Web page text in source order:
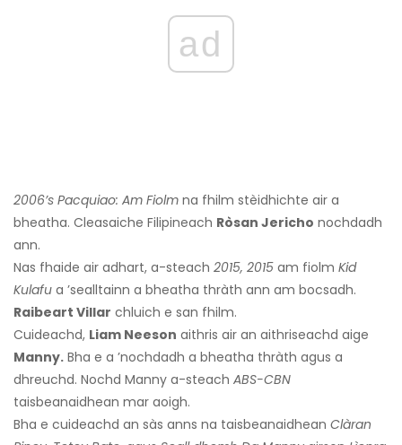
ad
2006’s Pacquiao: Am Fiolm na fhilm stèidhichte air a
bheatha. Cleasaiche Filipineach Ròsan Jericho nochdadh
ann.
Nas fhaide air adhart, a-steach 2015, 2015 am fiolm Kid
Kulafu a ’sealltainn a bheatha thràth ann am bocsadh.
Raibeart Villar chluich e san fhilm.
Cuideachd, Liam Neeson aithris air an aithriseachd aige
Manny. Bha e a ’nochdadh a bheatha thràth agus a
dhreuchd. Nochd Manny a-steach ABS-CBN
taisbeanaidhean mar aoigh.
Bha e cuideachd an sàs anns na taisbeanaidhean Clàran